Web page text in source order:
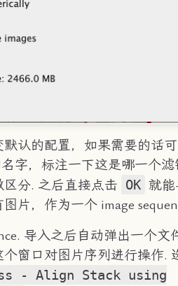
认的配置，如果需要的话
字，标注一下这是哪一个滤
分. 之后直接点击 OK 就能
片，作为一个 image
导入之后自动弹出一个文
窗口对图片序列进行操作.
- Align Stack using